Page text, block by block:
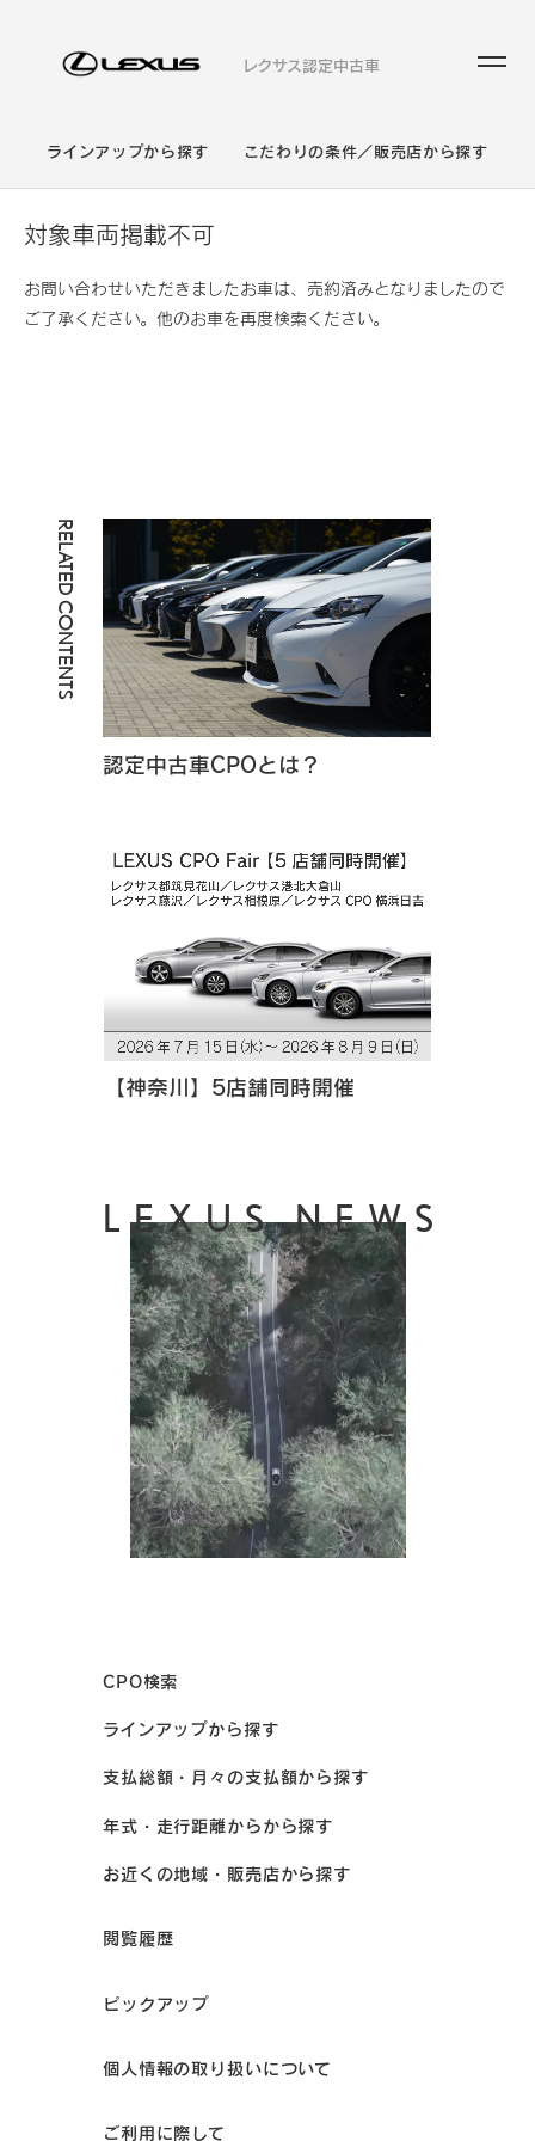
レクサス認定中古車
ラインアップから探す こだわりの条件／販売店から探す
対象車両掲載不可
お問い合わせいただきましたお車は、売約済みとなりましたので
ご了承ください。他のお車を再度検索ください。
RELATED CONTENTS
認定中古車CPOとは？
【神奈川】5店舗同時開催
LEXUS NEWS
CPO検索
ラインアップから探す
支払総額・月々の支払額から探す
年式・走行距離からから探す
お近くの地域・販売店から探す
閲覧履歴
ピックアップ
個人情報の取り扱いについて
ご利用に際して